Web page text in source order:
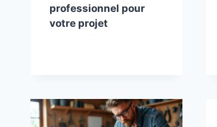
professionnel pour
votre projet